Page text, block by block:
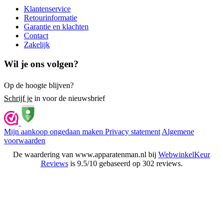
Klantenservice
Retourinformatie
Garantie en klachten
Contact
Zakelijk
Wil je ons volgen?
Op de hoogte blijven?
Schrijf je in voor de nieuwsbrief
Mijn aankoop ongedaan maken Privacy statement Algemene
voorwaarden
De waardering van www.apparatenman.nl bij WebwinkelKeur
Reviewsis 9.5/10 gebaseerd op 302 reviews.